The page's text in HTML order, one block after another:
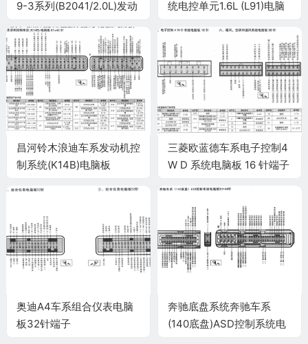
9-3系列(B2041/2.0L)发动
子
统电控单元1.6L (L91)电脑
昌河铃木浪迪车系发动机控
制系统(K14B)电脑板
三菱欧蓝德车系电子控制4
W D 系统电脑板 16 针端子
奥迪A4车系组合仪表电脑
板32针端子
奔驰底盘系统奔驰车系
(140底盘)ASD控制系统电